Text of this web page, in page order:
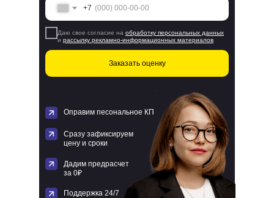
Сразу зафиксируем
цену и сроки
Оправим песональное КП
+7
Даю свое согласие на обработку персональных данных
и рассылку рекламно-информационных материалов
Заказать оценку
Дадим предрасчет
за 0₽
Поддержка 24/7